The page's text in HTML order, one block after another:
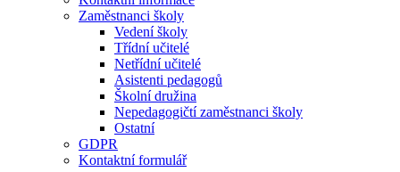
Zaměstnanci školy
Vedení školy
Třídní učitelé
Netřídní učitelé
Asistenti pedagogů
Školní družina
Nepedagogičtí zaměstnanci školy
Ostatní
GDPR
Kontaktní formulář